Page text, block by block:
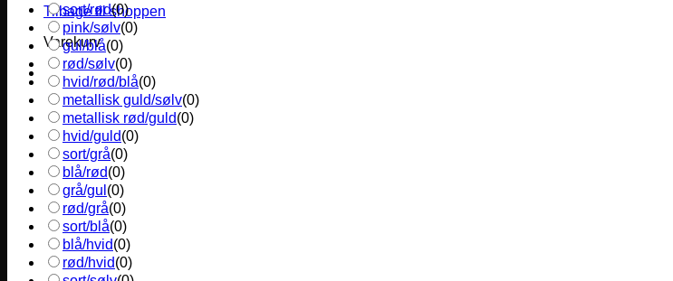
Tilbage til shoppen
Varekurv
sort/rød(0)
pink/sølv(0)
gul/blå(0)
rød/sølv(0)
hvid/rød/blå(0)
metallisk guld/sølv(0)
metallisk rød/guld(0)
hvid/guld(0)
sort/grå(0)
blå/rød(0)
grå/gul (0)
rød/grå(0)
sort/blå(0)
blå/hvid(0)
rød/hvid(0)